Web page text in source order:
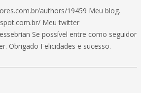
authors/19459 Meu blog.
Meu twitter
Se possível entre como seguidor
Obrigado Felicidades e sucesso.